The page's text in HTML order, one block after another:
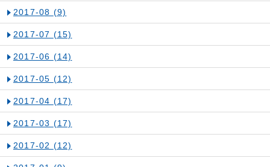
2017-08 (9)
2017-07 (15)
2017-06 (14)
2017-05 (12)
2017-04 (17)
2017-03 (17)
2017-02 (12)